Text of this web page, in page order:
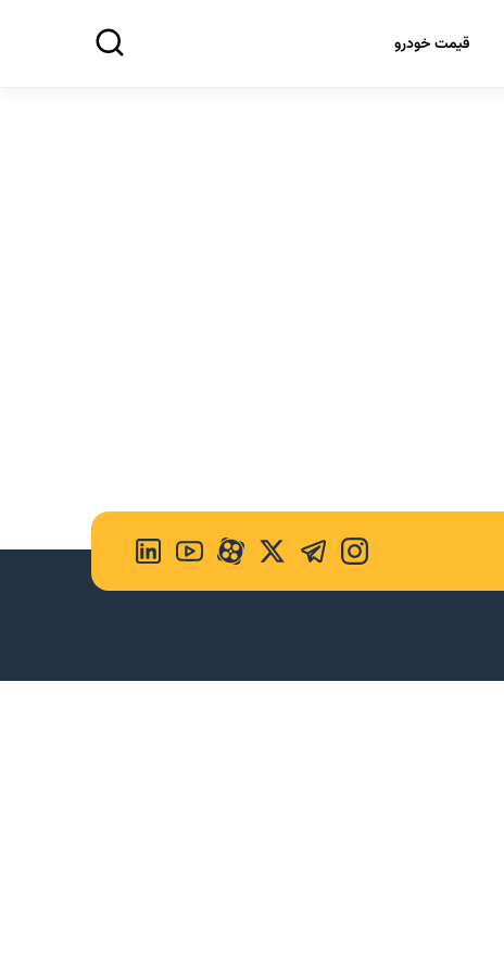
قیمت خودرو